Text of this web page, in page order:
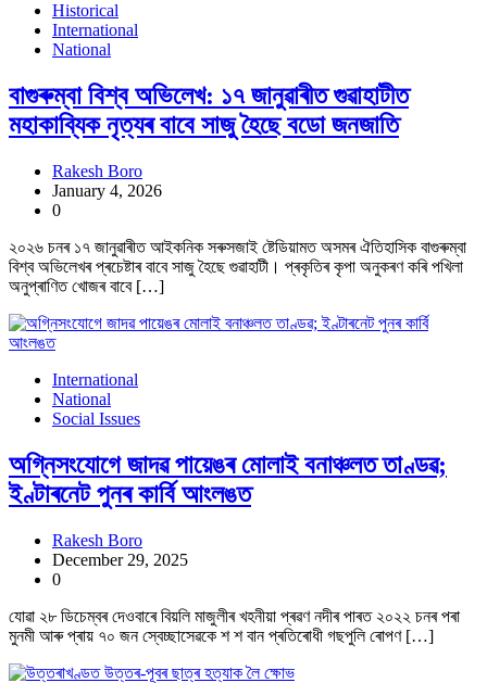
Historical
International
National
বাগুৰুম্বা বিশ্ব অভিলেখ: ১৭ জানুৱাৰীত গুৱাহাটীত
মহাকাব্যিক নৃত্যৰ বাবে সাজু হৈছে বডো জনজাতি
Rakesh Boro
January 4, 2026
0
২০২৬ চনৰ ১৭ জানুৱাৰীত আইকনিক সৰুসজাই ষ্টেডিয়ামত অসমৰ ঐতিহাসিক বাগুৰুম্বা
বিশ্ব অভিলেখৰ প্ৰচেষ্টাৰ বাবে সাজু হৈছে গুৱাহাটী। প্ৰকৃতিৰ কৃপা অনুকৰণ কৰি পখিলা
অনুপ্ৰাণিত খোজৰ বাবে […]
International
National
Social Issues
অগ্নিসংযোগে জাদৱ পায়েঙৰ মোলাই বনাঞ্চলত তাণ্ডৱ;
ইণ্টাৰনেট পুনৰ কাৰ্বি আংলঙত
Rakesh Boro
December 29, 2025
0
যোৱা ২৮ ডিচেম্বৰ দেওবাৰে বিয়লি মাজুলীৰ খহনীয়া প্ৰৱণ নদীৰ পাৰত ২০২২ চনৰ পৰা
মুনমী আৰু প্ৰায় ৭০ জন স্বেচ্ছাসেৱকে শ শ বান প্ৰতিৰোধী গছপুলি ৰোপণ […]